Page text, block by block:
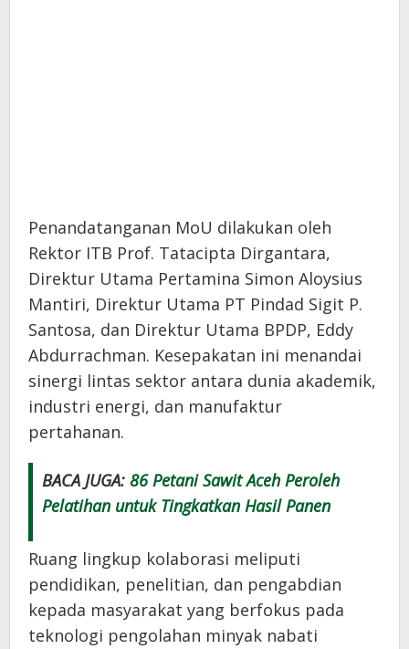
Penandatanganan MoU dilakukan oleh
Rektor ITB Prof. Tatacipta Dirgantara,
Direktur Utama Pertamina Simon Aloysius
Mantiri, Direktur Utama PT Pindad Sigit P.
Santosa, dan Direktur Utama BPDP, Eddy
Abdurrachman. Kesepakatan ini menandai
sinergi lintas sektor antara dunia akademik,
industri energi, dan manufaktur
pertahanan.
BACA JUGA: 86 Petani Sawit Aceh Peroleh
Pelatihan untuk Tingkatkan Hasil Panen
Ruang lingkup kolaborasi meliputi
pendidikan, penelitian, dan pengabdian
kepada masyarakat yang berfokus pada
teknologi pengolahan minyak nabati